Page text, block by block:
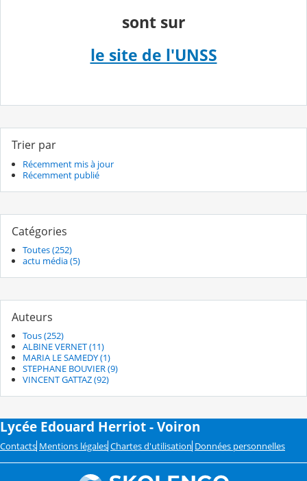
sont sur
le site de l'UNSS
Trier par
Récemment mis à jour
Récemment publié
Catégories
Toutes (252)
actu média (5)
Auteurs
Tous (252)
ALBINE VERNET (11)
MARIA LE SAMEDY (1)
STEPHANE BOUVIER (9)
VINCENT GATTAZ (92)
Lycée Edouard Herriot - Voiron
Contacts Mentions légales Chartes d'utilisation Données personnelles